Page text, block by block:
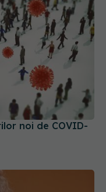
noi de COVID-